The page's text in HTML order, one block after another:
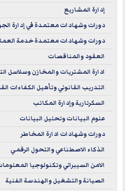
إدارة المشاريع
دورات وشهادات معتمدة في إدارة
دورات وشهادات معتمدة خدمة
العقود والمناقصات
ادارة المشتريات والمخازن وسلاسل
التدريب القانوني وتأهيل الكفاءات
السكرتارية وإدارة المكاتب
علوم البيانات وتحليل البيانات
دورات وشهادات ادارة المخاطر
الذكاء الاصطناعي والتحول الرقمي
الامن السيبراني وتكنولوجيا
الصيانة والتشغيل والهندسة الفنية